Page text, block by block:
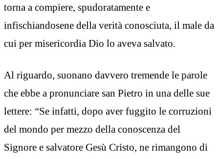
torna a compiere, spudoratamente e
infischiandosene della verità conosciuta, il male da
cui per misericordia Dio lo aveva salvato.
Al riguardo, suonano davvero tremende le parole
che ebbe a pronunciare san Pietro in una delle sue
lettere: “Se infatti, dopo aver fuggito le corruzioni
del mondo per mezzo della conoscenza del
Signore e salvatore Gesù Cristo, ne rimangono di